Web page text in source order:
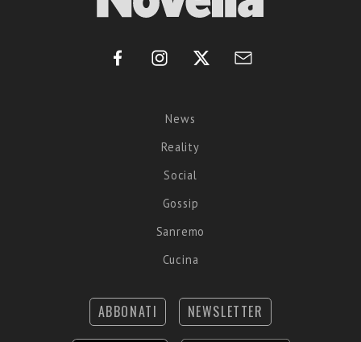
News
Reality
Social
Gossip
Sanremo
Cucina
ABBONATI NEWSLETTER